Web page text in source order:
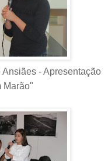
- Apresentação
Marão"